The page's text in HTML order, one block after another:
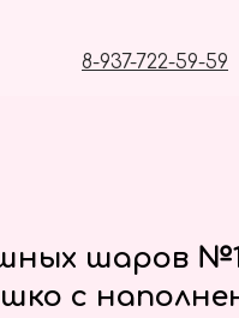
8-937-722-59-59
шаров
с